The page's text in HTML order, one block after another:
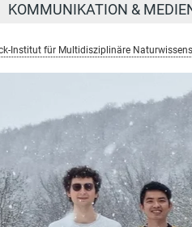
KOMMUNIKATION &
Institut für Multidisziplinäre